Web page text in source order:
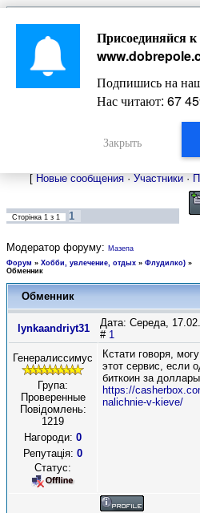
Главная
Новости
Довідкова
Фото
Оголошення
Видео
Жизнь Добропольского края
[ Новые сообщения · Участники ·
Сторінка 1 з 1 1
Модератор форуму: Мазепа
Форум » Хобби, увлечение, отдых » Флудилко) »
Обменник
Обменник
lynkaandriyt31
Дата: Середа,
# 1
Генералиссимус
Група:
Проверенные
Повідомлень:
1219
Нагороди: 0
Репутація: 0
Статус:
Кстати говоря,
этот сервис, если
биткоин за доллары
https://
nalichnie-v-kieve/
Присоединяйся к
Подпишись на
Нас читают: 67
Закрыть